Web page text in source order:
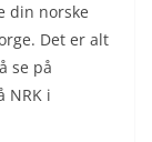
din norske
Det er alt
se på
NRK i